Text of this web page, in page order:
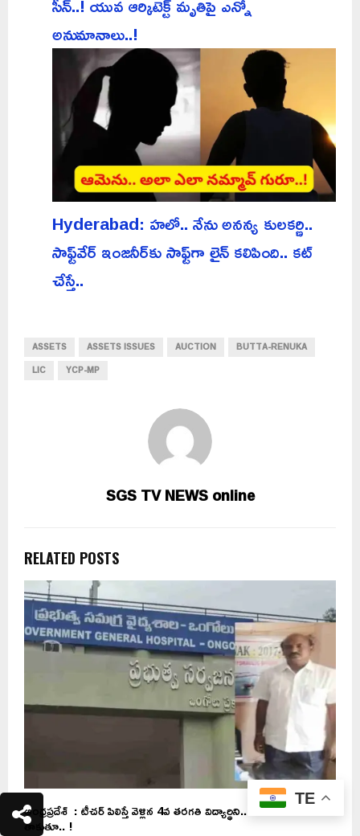
అనుమానాలు..!
Hyderabad: హలో.. నేను అనన్య కులకర్ణి..
సాఫ్ట్‌వేర్ ఇంజనీర్‌కు సాఫ్ట్‌గా లైన్ కలిపింది.. కట్
చేస్తే..
ASSETS ASSETS ISSUES AUCTION
BUTTA-RENUKA
LIC
YCP-MP
SGS TV NEWS online
RELATED POSTS
ఆంధ్రప్రదేశ్ : టీచర్‌ పిలిస్తే వెళ్లిన 4వ తరగతి విద్యార్థిని.. తాకరాని చోట
తాకుతూ.. !
TE